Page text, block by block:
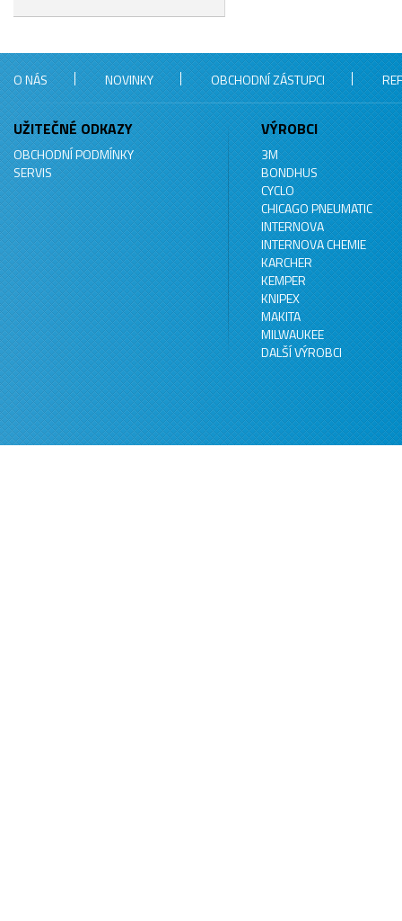
O NÁS NOVINKY OBCHODNÍ ZÁSTUPCI
UŽITEČNÉ ODKAZY
OBCHODNÍ PODMÍNKY
SERVIS
VÝROBCI
3M
BONDHUS
CYCLO
CHICAGO PNEUMATIC
INTERNOVA
INTERNOVA CHEMIE
KARCHER
KEMPER
KNIPEX
MAKITA
MILWAUKEE
DALŠÍ VÝROBCI